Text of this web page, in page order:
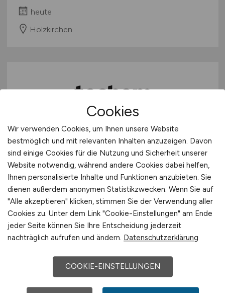
heute
Holzkirchen
Kundendiensttechniker /
Anlagenmechaniker / Monteur
(m/w/d), in Voll-/Teilzeit - Region
München
Techem Energy Services GmbH
heute
Cookies
Wir verwenden Cookies, um Ihnen unsere Website
bestmöglich und mit relevanten Inhalten anzuzeigen. Davon
sind einige Cookies für die Nutzung und Sicherheit unserer
Website notwendig, während andere Cookies dabei helfen,
Ihnen personalisierte Inhalte und Funktionen anzubieten. Sie
dienen außerdem anonymen Statistikzwecken. Wenn Sie auf
"Alle akzeptieren" klicken, stimmen Sie der Verwendung aller
Cookies zu. Unter dem Link "Cookie-Einstellungen" am Ende
jeder Seite können Sie Ihre Entscheidung jederzeit
nachträglich aufrufen und ändern. Datenschutzerklärung
COOKIE-EINSTELLUNGEN